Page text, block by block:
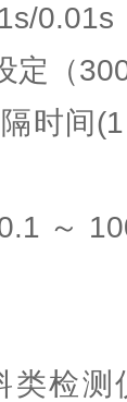
0.01s
定（
时间
～
类检